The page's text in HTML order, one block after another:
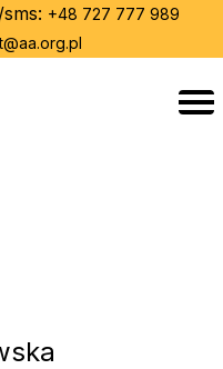
+48 727 777 989